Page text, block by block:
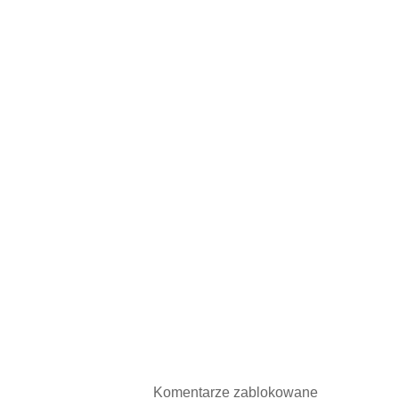
Komentarze zablokowane